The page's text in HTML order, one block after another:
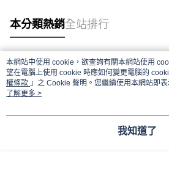
本分類熱銷全站排行
熱門標籤
本網站中使用 cookie，欲查詢有關本網站使用
望在電腦上使用 cookie 時應如何變更電腦的
權條款 」之 Cookie 聲明。您繼續使用本網站即
用條款之 Cookie 聲明使用 cookie。
了解更多 >
我知道了